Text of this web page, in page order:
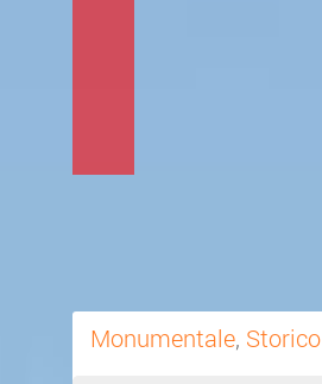
Monumentale, Storico